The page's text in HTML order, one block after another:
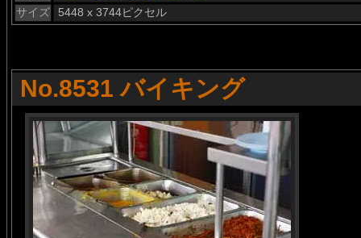
サイズ
5448 x 3744ピクセル
No.8531 バイキング